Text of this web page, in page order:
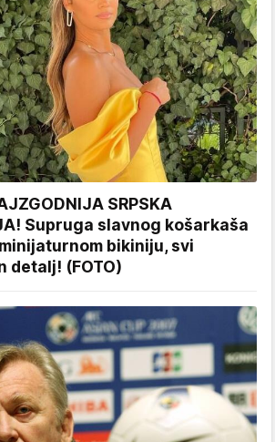
SRPSKA
Supruga slavnog košarkaša
bikiniju, svi
detalj! (FOTO)